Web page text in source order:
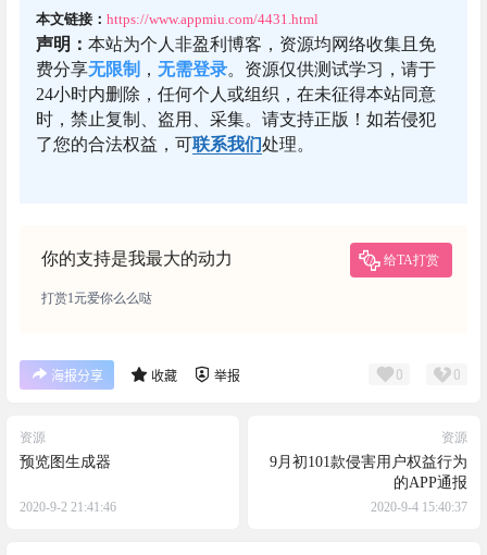
本文链接： https://www.appmiu.com/4431.html
声明： 本站为个人非盈利博客，资源均网络收集且免
费分享无限制 ， 无需登录。资源仅供测试学习，请于
24小时内删除，任何个人或组织，在未征得本站同意
时，禁止复制、盗用、采集。请支持正版！如若侵犯
了您的合法权益，可联系我们处理。
你的支持是我最大的动力 给TA打赏
打赏1元爱你么么哒
海报分享 收藏 举报 0 0
资源
预览图生成器
2020-9-2 21:41:46
资源
9月初101款侵害用户权益行为
的APP通报
2020-9-4 15:40:37